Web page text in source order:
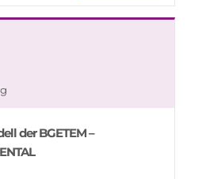
der BGETEM –